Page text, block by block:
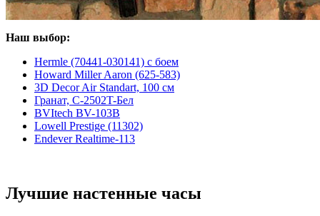
Наш выбор:
Hermle (70441-030141) с боем
Howard Miller Aaron (625-583)
3D Decor Air Standart, 100 см
Гранат, С-2502T-Бел
BVItech BV-103B
Lowell Prestige (11302)
Endever Realtime-113
Лучшие настенные часы